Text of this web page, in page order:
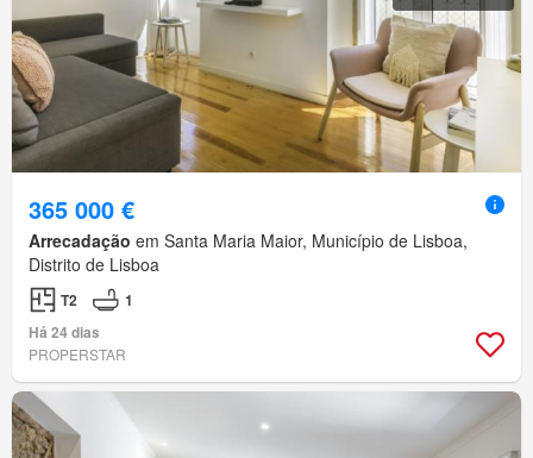
365 000 €
Arrecadação em Santa Maria Maior, Município de Lisboa,
Distrito de Lisboa
T2
1
Há 24 dias
PROPERSTAR